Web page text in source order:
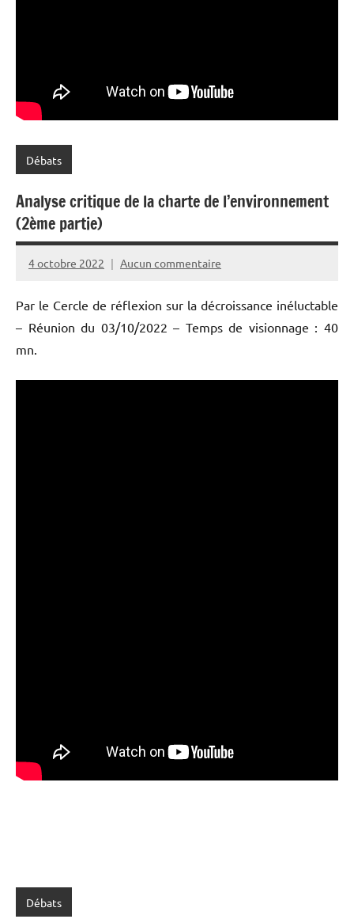
Débats
Analyse critique de la charte de l’environnement
(2ème partie)
4 octobre 2022
PPAC
Aucun commentaire
Par le Cercle de réflexion sur la décroissance inéluctable
– Réunion du 03/10/2022 – Temps de visionnage : 40
mn.
Débats